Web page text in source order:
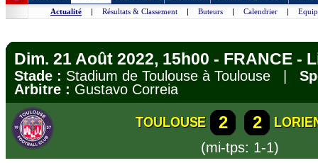
Actualité | Résultats & Classement | Buteurs | Calendrier |
Dim. 21 Août 2022, 15h00 - FRANCE -
Stade : Stadium de Toulouse à Toulouse |
Arbitre : Gustavo Correia
TOULOUSE 2 2
(mi-tps: 1-1)